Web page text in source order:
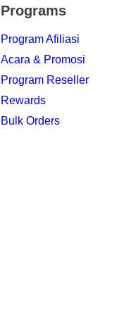
Programs
Program Afiliasi
Acara & Promosi
Program Reseller
Rewards
Bulk Orders